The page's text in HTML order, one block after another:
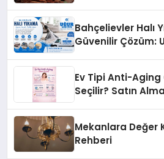
Bahçelievler Halı
Güvenilir Çözüm:
Ev Tipi Anti-Aging
Seçilir? Satın
Mekanlara Değer
Rehberi